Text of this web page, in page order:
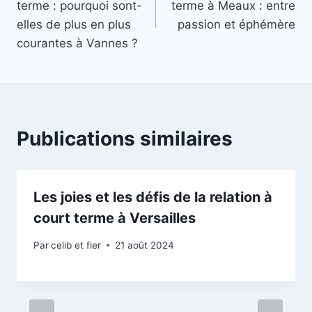
l’article
terme : pourquoi sont-
elles de plus en plus
courantes à Vannes ?
terme à Meaux : entre
passion et éphémère
Publications similaires
Les joies et les défis de la relation à
court terme à Versailles
Parcelib et fier 21 août 2024